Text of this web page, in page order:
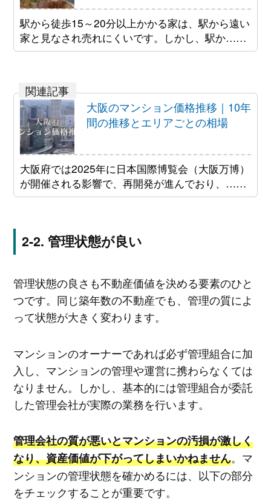
駅から徒歩15～20分以上かかる家は、駅から遠い
家と見なされ売れにくいです。しかし、駅か……
大阪のマンション価格推移｜10年
間の推移とエリアごとの相場
大阪府では2025年に日本国際博覧会（大阪万博）
が開催される影響で、再開発が進んでおり、……
管理状態が良い
管理状態の良さも不動産価値を決める要素のひと
つです。同じ築年数の不動産でも、管理の質によ
って状態が大きく変わります。
マンションのオーナーであれば必ず管理組合に加
入し、マンションの管理や運営に携わらなくては
なりません。しかし、基本的には管理組合が委託
した管理会社が実際の業務を行います。
管理会社の質が悪いとマンションの汚損が激しく
なり、資産価値が下がってしまいかねません。マ
ンションの管理状態を確かめるには、以下の部分
をチェックすることが重要です。